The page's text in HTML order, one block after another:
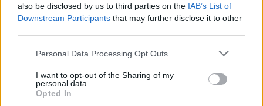
also be disclosed by us to third parties on the IAB’s List of
Downstream Participants that may further disclose it to other
Please note that this website/app uses one or more Google
not limited to your visit or usage behaviour. You may click to
grant or deny consent to Google and its third-party tags to
use your data for below specified purposes in below Google
Personal Data Processing Opt Outs
I want to opt-out of the Sharing of my
personal data.
Opted In
πρωτοβουλία του Δημητρίου Αιγινήτη, αποτελεί
εδώ και έναν αιώνα τον ανώτατο πνευματικό
θεσμό της χώρας, εκπροσωπώντας τις
επιστήμες, τα γράμματα και τις καλές τέχνες.
επιστημονικές δράσεις, τις εκδόσεις, τις
υποτροφίες και τα βραβεία που απονέμει,